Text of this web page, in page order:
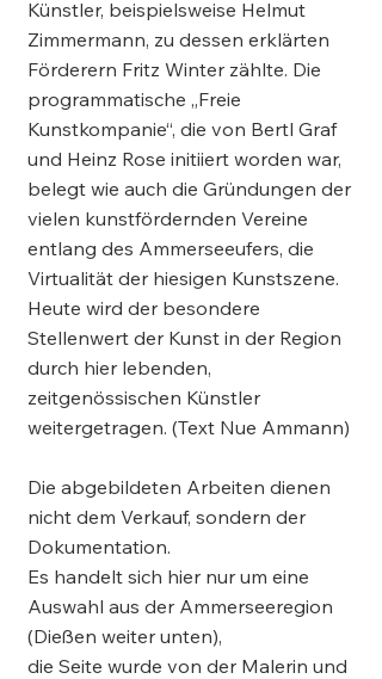
Künstler, beispielsweise Helmut
Zimmermann, zu dessen erklärten
Förderern Fritz Winter zählte. Die
programmatische „Freie
Kunstkompanie“, die von Bertl Graf
und Heinz Rose initiiert worden war,
belegt wie auch die Gründungen der
vielen kunstfördernden Vereine
entlang des Ammerseeufers, die
Virtualität der hiesigen Kunstszene.
Heute wird der besondere
Stellenwert der Kunst in der Region
durch hier lebenden,
zeitgenössischen Künstler
weitergetragen. (Text Nue Ammann)
Die abgebildeten Arbeiten dienen
nicht dem Verkauf, sondern der
Dokumentation.
Es handelt sich hier nur um eine
Auswahl aus der Ammerseeregion
(Dießen weiter unten),
die Seite wurde von der Malerin und